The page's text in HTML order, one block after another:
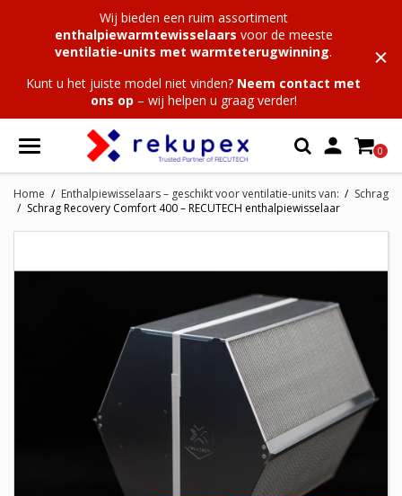
Wij bieden een ruim assortiment
enthalpiewarmtewisselaars voor de meeste
ventilatie-units met warmteterugwinning.
Kunt u het juiste model niet vinden? Neem contact met
ons op – wij helpen u graag verder!
 0
Home Enthalpiewisselaars – geschikt voor ventilatie-units van:
Schrag
Schrag Recovery Comfort 400 – RECUTECH enthalpiewisselaar